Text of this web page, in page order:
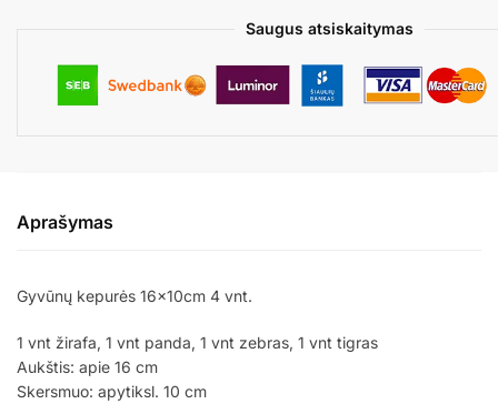
Saugus atsiskaitymas
Aprašymas
Gyvūnų kepurės 16x10cm 4 vnt.
1 vnt žirafa, 1 vnt panda, 1 vnt zebras, 1 vnt tigras
Aukštis: apie 16 cm
Skersmuo: apytiksl. 10 cm